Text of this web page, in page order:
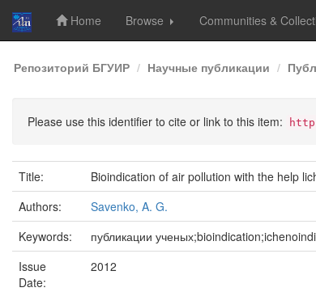
Skip
navigation
Home Browse Communities &
Репозиторий БГУИР Научные публикации
Please use this identifier to cite or link to this item:
Title:
Bioindication of air pollution with the help
Authors:
Savenko, A. G.
Keywords:
публикации
Issue
Date:
2012